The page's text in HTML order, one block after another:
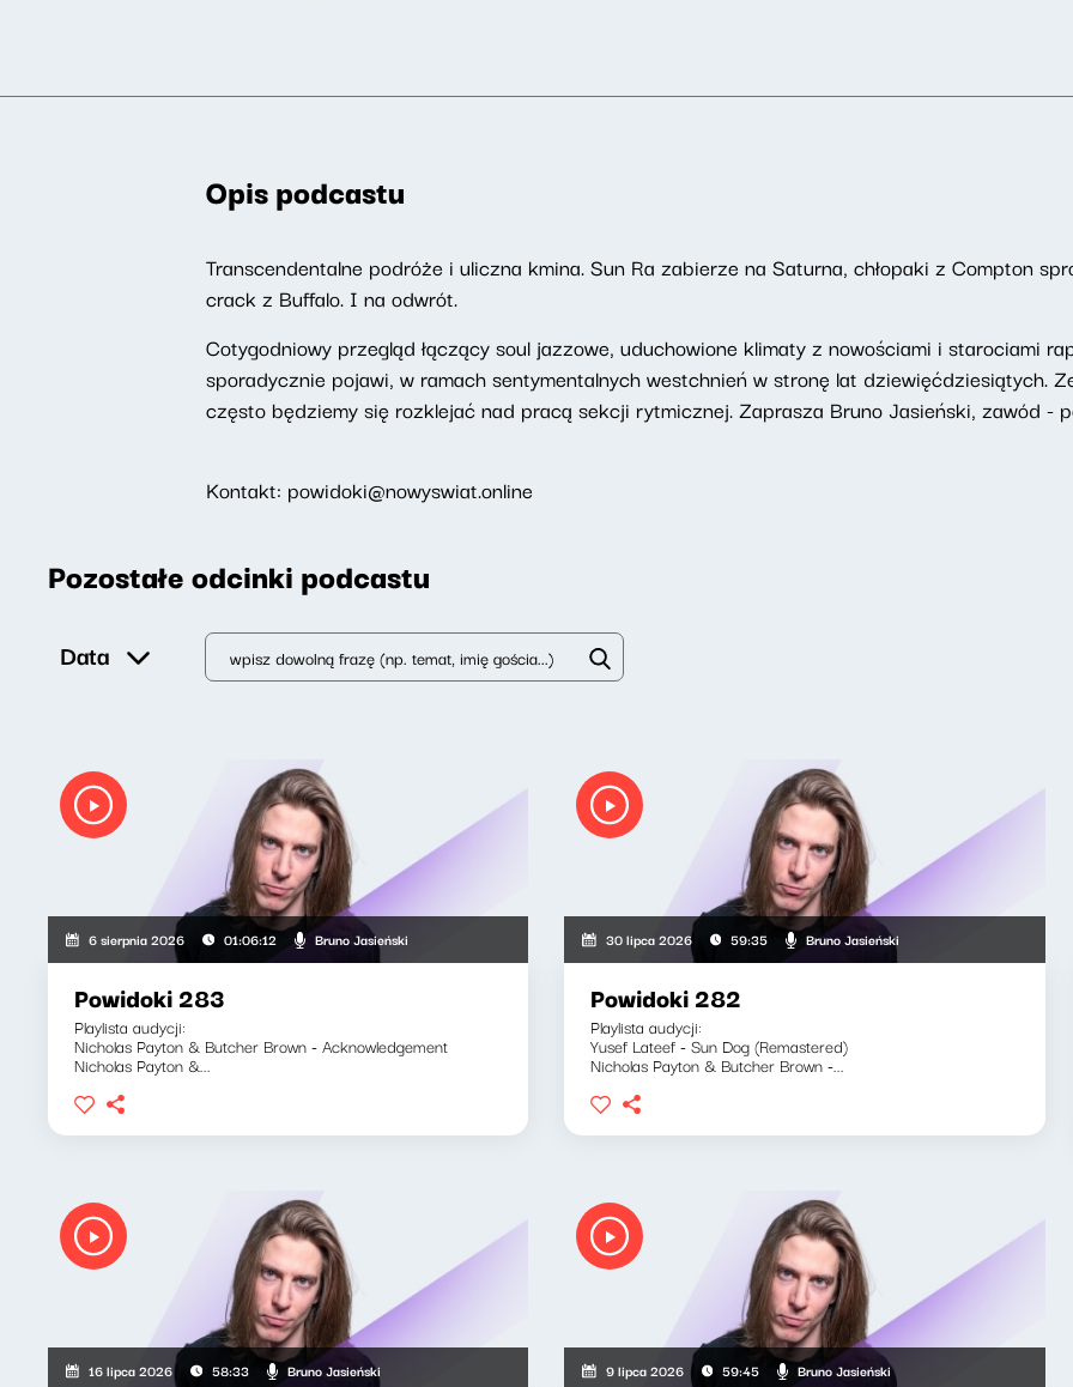
Opis podcastu
Transcendentalne podróże i uliczna kmina. Sun Ra zabierze na Saturna, chłopaki z Compton
crack z Buffalo. I na odwrót.
Cotygodniowy przegląd łączący soul jazzowe, uduchowione klimaty z nowościami i starociami
sporadycznie pojawi, w ramach sentymentalnych westchnień w stronę lat dziewięćdziesiątych.
często będziemy się rozklejać nad pracą sekcji rytmicznej. Zaprasza Bruno Jasieński, zawód -
Kontakt: powidoki@nowyswiat.online
Pozostałe odcinki podcastu
Data
6 sierpnia 2026 01:06:12 Bruno Jasieński
Powidoki 283
Playlista audycji:
Nicholas Payton & Butcher Brown - Acknowledgement
Nicholas Payton &...
30 lipca 2026 59:35 Bruno Jasieński
Powidoki 282
Playlista audycji:
Yusef Lateef - Sun Dog (Remastered)
Nicholas Payton & Butcher Brown -...
16 lipca 2026 58:33 Bruno Jasieński 9 lipca 2026 59:45 Bruno Jasieński